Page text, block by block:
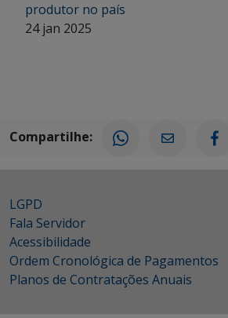
produtor no país
24 jan 2025
Compartilhe:
LGPD
Fala Servidor
Acessibilidade
Ordem Cronológica de Pagamentos
Planos de Contratações Anuais